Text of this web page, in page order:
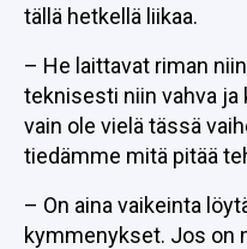
tällä hetkellä liikaa.
– He laittavat riman
teknisesti niin vahva ja
vain ole vielä tässä
tiedämme mitä pitää
– On aina vaikeinta
kymmenykset. Jos on